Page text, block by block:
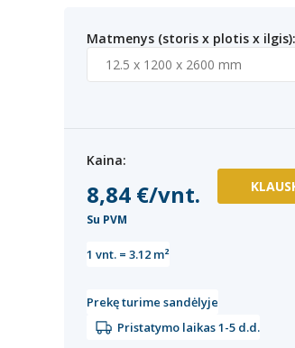
Matmenys (storis x plotis x ilgis):
Kaina:
8,84 €/vnt.
Su PVM
1 vnt. = 3.12 m²
Prekę turime sandėlyje
Pristatymo laikas 1-5 d.d.